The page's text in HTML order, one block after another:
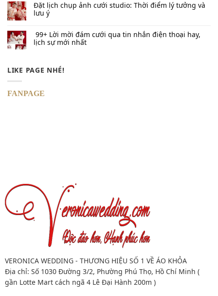
Đặt lịch chụp ảnh cưới studio: Thời điểm lý tưởng và
lưu ý
99+ Lời mời đám cưới qua tin nhắn​ điện thoại hay,
lịch sự mới nhất
LIKE PAGE NHÉ!
FANPAGE
VERONICA WEDDING - THƯƠNG HIỆU SỐ 1 VỀ ÁO KHỎA
Địa chỉ: Số 1030 Đường 3/2, Phường Phú Thọ, Hồ Chí Minh (
gần Lotte Mart cách ngã 4 Lê Đại Hành 200m )